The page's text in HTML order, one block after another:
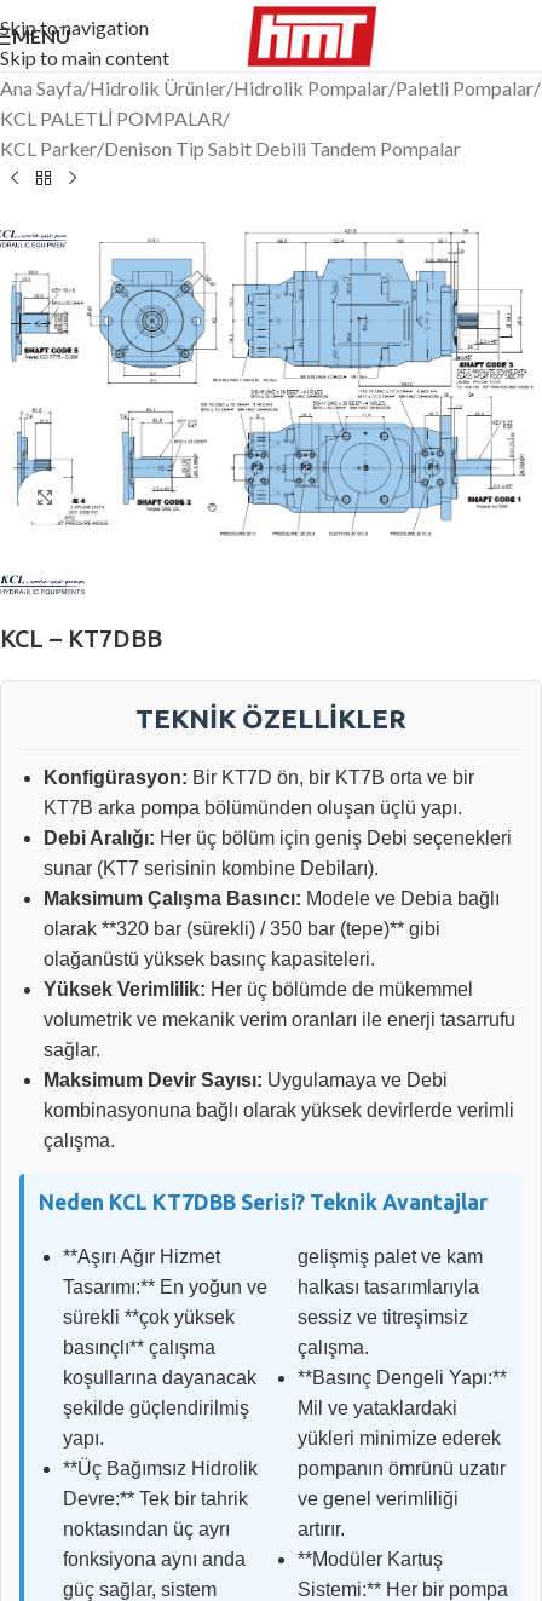
Skip to navigation
Skip to main content
MENÜ
Ana Sayfa/Hidrolik Ürünler/Hidrolik Pompalar/Paletli Pompalar/
KCL PALETLİ POMPALAR/
KCL Parker/Denison Tip Sabit Debili Tandem Pompalar
Büyütmek için tıklayın
KCL – KT7DBB
TEKNİK ÖZELLİKLER
Konfigürasyon: Bir KT7D ön, bir KT7B orta ve bir
KT7B arka pompa bölümünden oluşan üçlü yapı.
Debi Aralığı: Her üç bölüm için geniş Debi seçenekleri
sunar (KT7 serisinin kombine Debiları).
Maksimum Çalışma Basıncı: Modele ve Debia bağlı
olarak **320 bar (sürekli) / 350 bar (tepe)** gibi
olağanüstü yüksek basınç kapasiteleri.
Yüksek Verimlilik: Her üç bölümde de mükemmel
volumetrik ve mekanik verim oranları ile enerji tasarrufu
sağlar.
Maksimum Devir Sayısı: Uygulamaya ve Debi
kombinasyonuna bağlı olarak yüksek devirlerde verimli
çalışma.
Neden KCL KT7DBB Serisi? Teknik Avantajlar
**Aşırı Ağır Hizmet
Tasarımı:** En yoğun ve
sürekli **çok yüksek
basınçlı** çalışma
koşullarına dayanacak
şekilde güçlendirilmiş
yapı.
**Üç Bağımsız Hidrolik
Devre:** Tek bir tahrik
noktasından üç ayrı
fonksiyona aynı anda
güç sağlar, sistem
gelişmiş palet ve kam
halkası tasarımlarıyla
sessiz ve titreşimsiz
çalışma.
**Basınç Dengeli Yapı:**
Mil ve yataklardaki
yükleri minimize ederek
pompanın ömrünü uzatır
ve genel verimliliği
artırır.
**Modüler Kartuş
Sistemi:** Her bir pompa